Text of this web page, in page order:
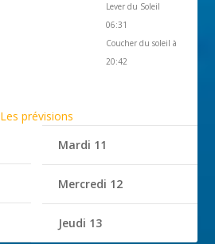
Lever du Soleil
06:31
Coucher du soleil à
20:42
Les prévisions
Mardi 11
Mercredi 12
Jeudi 13